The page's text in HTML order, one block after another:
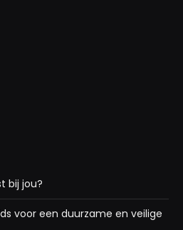
bij jou?
voor een duurzame en veilige